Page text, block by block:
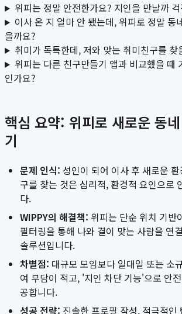
위피는 정말 안전한가요? 지인을 만날까
이사 온 지 얼마 안 됐는데, 위피로 정말 동
을까요?
취미가 독특한데, 저와 맞는 취미친구를 찾
위피는 다른 친구만들기 앱과 비교했을 때
인가요?
핵심 요약: 위피로 새로운 동
기
문제 인식: 성인이 되어 이사 후 새로운
구를 찾는 것은 심리적, 환경적 요인으로
다.
WIPPY의 해결책: 위피는 단순 위치 기반
필터링을 통해 나와 결이 맞는 사람을 연
솔루션입니다.
차별점: 대규모 모임보다 일대일 또는 소
여 부담이 적고, '지인 차단 기능'으로 안
공합니다.
성공 전략: 진솔한 프로필 작성, 적극적인